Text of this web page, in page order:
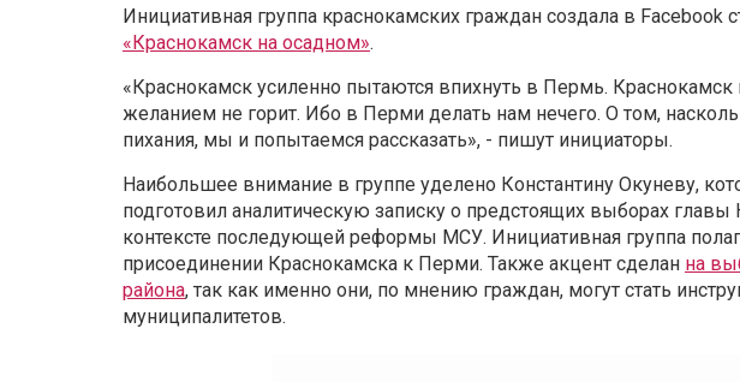
Инициативная группа краснокамских граждан создала в Facebook
«Краснокамск на осадном».
«Краснокамск усиленно пытаются впихнуть в Пермь.
желанием не горит. Ибо в Перми делать нам нечего. О том,
пихания, мы и попытаемся рассказать», - пишут инициаторы.
Наибольшее внимание в группе уделено Константину Окуневу,
подготовил аналитическую записку о предстоящих выборах главы
контексте последующей реформы МСУ. Инициативная группа
присоединении Краснокамска к Перми. Также акцент сделан на
района, так как именно они, по мнению граждан, могут стать
муниципалитетов.